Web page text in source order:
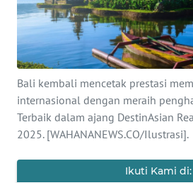
Bali kembali mencetak prestasi
internasional dengan meraih
Terbaik dalam ajang DestinAsian
2025. [WAHANANEWS.CO/Ilustrasi].
Ikuti Kami di:
KONTAK
KAMI
INFO
IKLAN
TENTANG